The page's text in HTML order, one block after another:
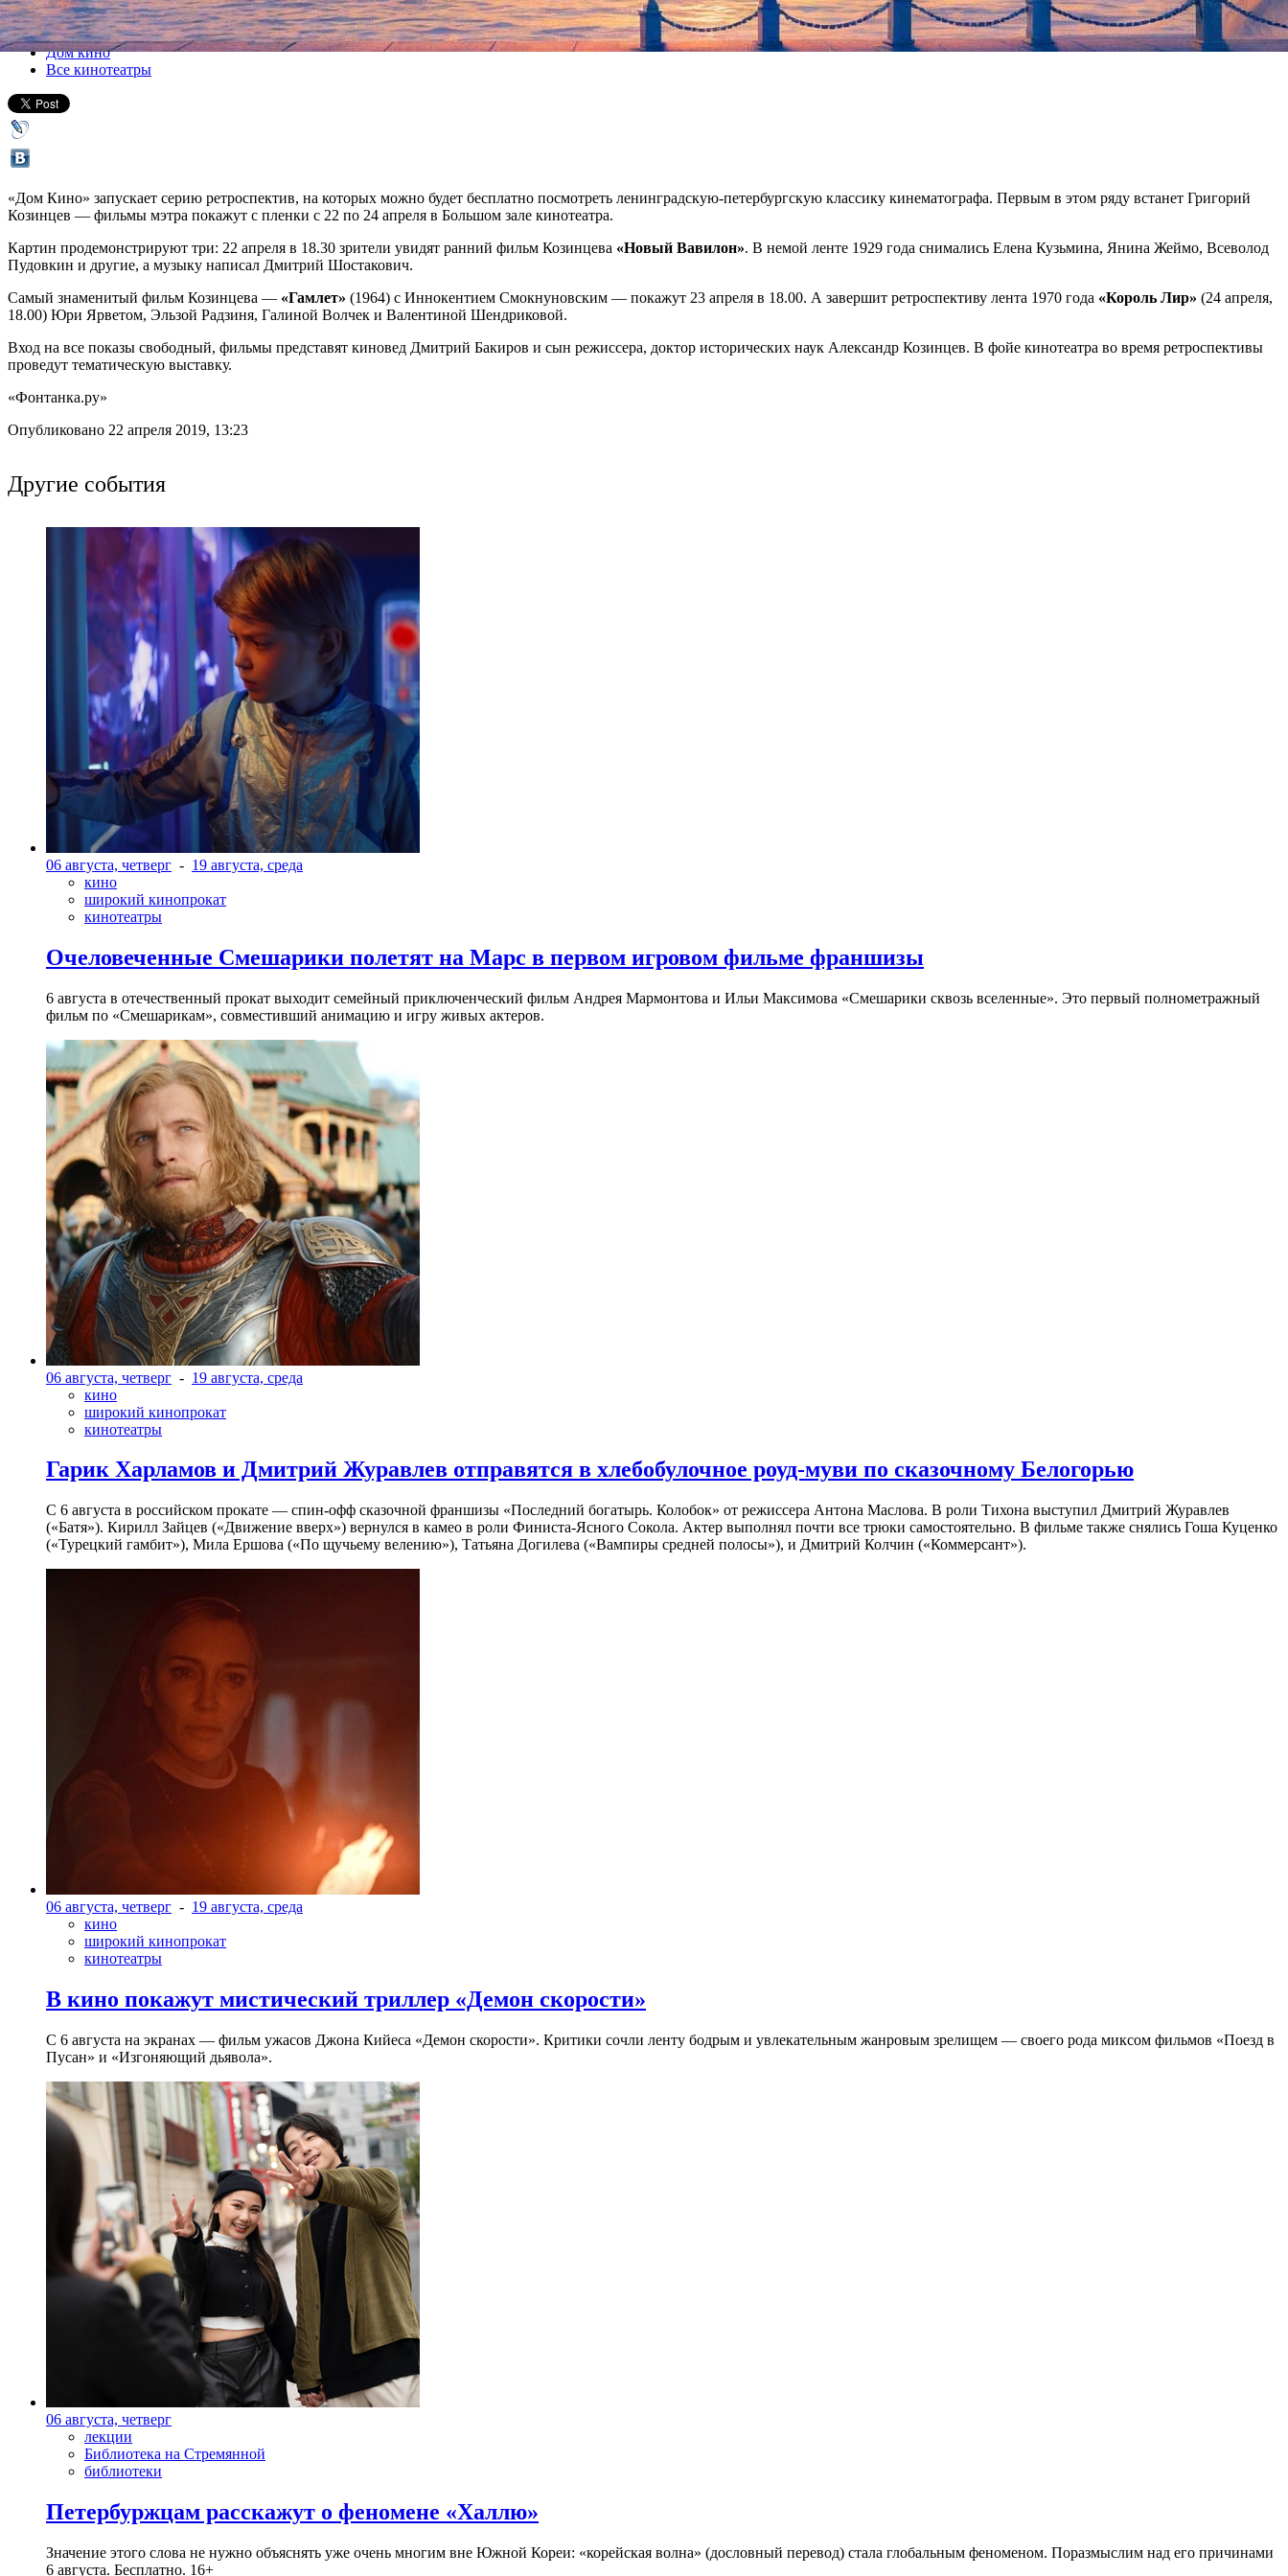
Все кино
Дом кино
Все кинотеатры
«Дом Кино» запускает серию ретроспектив, на которых можно будет бесплатно посмотреть ленинградскую-петербургскую классику кинематографа. Первым в этом ряду встанет Григорий
Козинцев — фильмы мэтра покажут с пленки с 22 по 24 апреля в Большом зале кинотеатра.
Картин продемонстрируют три: 22 апреля в 18.30 зрители увидят ранний фильм Козинцева «Новый Вавилон». В немой ленте 1929 года снимались Елена Кузьмина, Янина Жеймо, Всеволод
Пудовкин и другие, а музыку написал Дмитрий Шостакович.
Самый знаменитый фильм Козинцева — «Гамлет» (1964) с Иннокентием Смокнуновским — покажут 23 апреля в 18.00. А завершит ретроспективу лента 1970 года «Король Лир» (24 апреля,
18.00) Юри Ярветом, Эльзой Радзиня, Галиной Волчек и Валентиной Шендриковой.
Вход на все показы свободный, фильмы представят киновед Дмитрий Бакиров и сын режиссера, доктор исторических наук Александр Козинцев. В фойе кинотеатра во время ретроспективы
проведут тематическую выставку.
«Фонтанка.ру»
Опубликовано 22 апреля 2019, 13:23
Другие события
06 августа, четверг - 19 августа, среда
кино
широкий кинопрокат
кинотеатры
Очеловеченные Смешарики полетят на Марс в первом игровом фильме франшизы
6 августа в отечественный прокат выходит семейный приключенческий фильм Андрея Мармонтова и Ильи Максимова «Смешарики сквозь вселенные». Это первый полнометражный
фильм по «Смешарикам», совместивший анимацию и игру живых актеров.
06 августа, четверг - 19 августа, среда
кино
широкий кинопрокат
кинотеатры
Гарик Харламов и Дмитрий Журавлев отправятся в хлебобулочное роуд-муви по сказочному Белогорью
С 6 августа в российском прокате — спин-офф сказочной франшизы «Последний богатырь. Колобок» от режиссера Антона Маслова. В роли Тихона выступил Дмитрий Журавлев
(«Батя»). Кирилл Зайцев («Движение вверх») вернулся в камео в роли Финиста-Ясного Сокола. Актер выполнял почти все трюки самостоятельно. В фильме также снялись Гоша Куценко
(«Турецкий гамбит»), Мила Ершова («По щучьему велению»), Татьяна Догилева («Вампиры средней полосы»), и Дмитрий Колчин («Коммерсант»).
06 августа, четверг - 19 августа, среда
кино
широкий кинопрокат
кинотеатры
В кино покажут мистический триллер «Демон скорости»
С 6 августа на экранах — фильм ужасов Джона Кийеса «Демон скорости». Критики сочли ленту бодрым и увлекательным жанровым зрелищeм — своего рода миксом фильмов «Поезд в
Пусан» и «Изгоняющий дьявола».
06 августа, четверг
лекции
Библиотека на Стремянной
библиотеки
Петербуржцам расскажут о феномене «Халлю»
Значение этого слова не нужно объяснять уже очень многим вне Южной Кореи: «корейская волна» (дословный перевод) стала глобальным феноменом. Поразмыслим над его причинами
6 августа. Бесплатно. 16+